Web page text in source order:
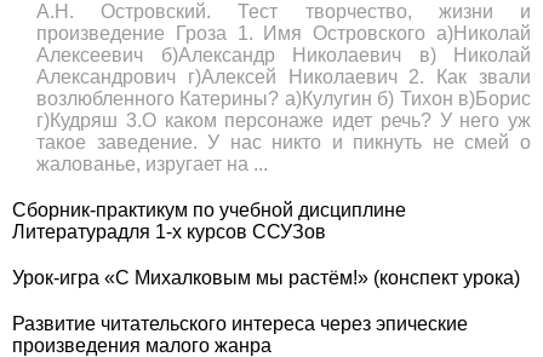
А.Н. Островский. Тест творчество, жизни и
произведение Гроза 1. Имя Островского а)Николай
Алексеевич б)Александр Николаевич в) Николай
Александрович г)Алексей Николаевич 2. Как звали
возлюбленного Катерины? а)Кулугин б) Тихон в)Борис
г)Кудряш 3.О каком персонаже идет речь? У него уж
такое заведение. У нас никто и пикнуть не смей о
жалованье, изругает на ...
Сборник-практикум по учебной дисциплине
Литературадля 1-х курсов ССУЗов
Урок-игра «С Михалковым мы растём!» (конспект урока)
Развитие читательского интереса через эпические
произведения малого жанра